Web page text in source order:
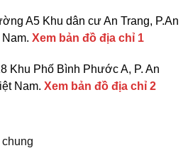
A5 Khu dân cư An Trang, P.An
Xem bản đồ địa chỉ 1
Khu Phố Bình Phước A, P. An
Nam. Xem bản đồ địa chỉ 2